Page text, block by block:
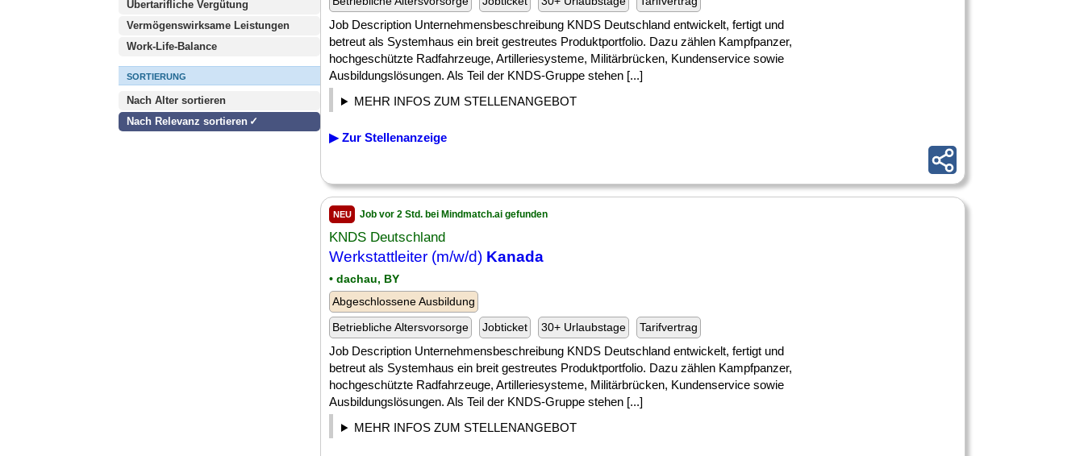
Übertarifliche Vergütung
Vermögenswirksame Leistungen
Work-Life-Balance
SORTIERUNG
Nach Alter sortieren
Nach Relevanz sortieren
Job Description Unternehmensbeschreibung KNDS Deutschland entwickelt, fertigt und
betreut als Systemhaus ein breit gestreutes Produktportfolio. Dazu zählen Kampfpanzer,
hochgeschützte Radfahrzeuge, Artilleriesysteme, Militärbrücken, Kundenservice sowie
Ausbildungslösungen. Als Teil der KNDS-Gruppe stehen [...]
MEHR INFOS ZUM STELLENANGEBOT
▶ Zur Stellenanzeige
NEU Job vor 2 Std. bei Mindmatch.ai gefunden
KNDS Deutschland
Werkstattleiter (m/w/d) Kanada
• dachau, BY
Abgeschlossene Ausbildung
Betriebliche Altersvorsorge
Jobticket 30+ Urlaubstage Tarifvertrag
Job Description Unternehmensbeschreibung KNDS Deutschland entwickelt, fertigt und
betreut als Systemhaus ein breit gestreutes Produktportfolio. Dazu zählen Kampfpanzer,
hochgeschützte Radfahrzeuge, Artilleriesysteme, Militärbrücken, Kundenservice sowie
Ausbildungslösungen. Als Teil der KNDS-Gruppe stehen [...]
MEHR INFOS ZUM STELLENANGEBOT